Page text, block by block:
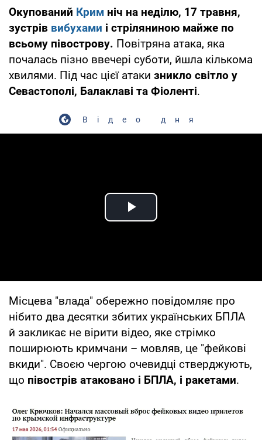
Окупований Крим ніч на неділю, 17 травня,
зустрів вибухами і стріляниною майже по
всьому півострову. Повітряна атака, яка
почалась пізно ввечері суботи, йшла кількома
хвилями. Під час цієї атаки зникло світло у
Севастополі, Балаклаві та Фіоленті.
Відео дня
Play Video
Місцева "влада" обережно повідомляє про
нібито два десятки збитих українських БПЛА
й закликає не вірити відео, яке стрімко
поширюють кримчани – мовляв, це "фейкові
вкиди". Своєю чергою очевидці стверджують,
що півострів атаковано і БПЛА, і ракетами.